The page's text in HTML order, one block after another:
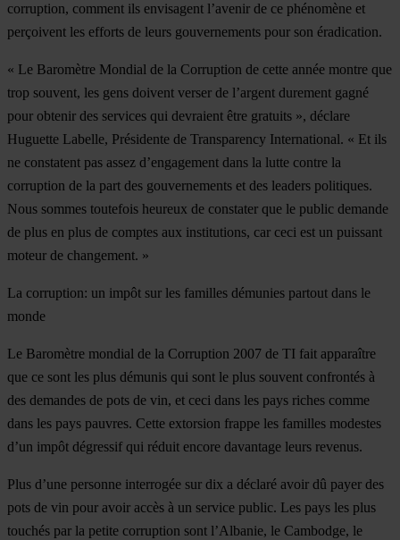
corruption, comment ils envisagent l’avenir de ce phénomène et
perçoivent les efforts de leurs gouvernements pour son éradication.
« Le Baromètre Mondial de la Corruption de cette année montre que
trop souvent, les gens doivent verser de l’argent durement gagné
pour obtenir des services qui devraient être gratuits », déclare
Huguette Labelle, Présidente de Transparency International. « Et ils
ne constatent pas assez d’engagement dans la lutte contre la
corruption de la part des gouvernements et des leaders politiques.
Nous sommes toutefois heureux de constater que le public demande
de plus en plus de comptes aux institutions, car ceci est un puissant
moteur de changement. »
La corruption: un impôt sur les familles démunies partout dans le
monde
Le Baromètre mondial de la Corruption 2007 de TI fait apparaître
que ce sont les plus démunis qui sont le plus souvent confrontés à
des demandes de pots de vin, et ceci dans les pays riches comme
dans les pays pauvres. Cette extorsion frappe les familles modestes
d’un impôt dégressif qui réduit encore davantage leurs revenus.
Plus d’une personne interrogée sur dix a déclaré avoir dû payer des
pots de vin pour avoir accès à un service public. Les pays les plus
touchés par la petite corruption sont l’Albanie, le Cambodge, le